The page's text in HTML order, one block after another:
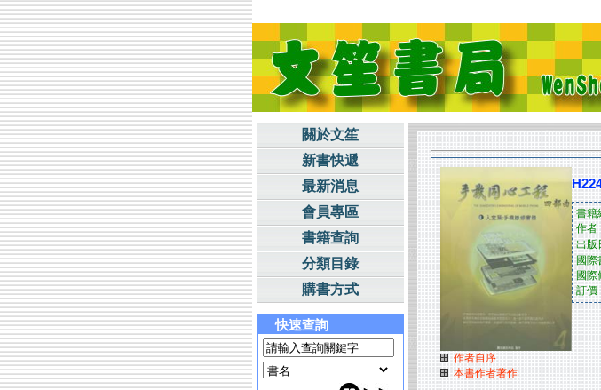
關於文笙
新書快遞
最新消息
會員專區
書籍查詢
分類目錄
購書方式
快速查詢
書籍
作者
出版
國際
國際
訂價
作者自序
本書作者著作